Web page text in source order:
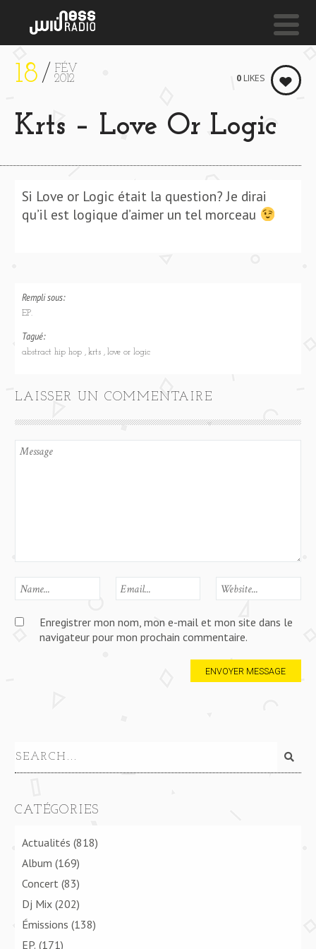
UNTITLED 07 L 2014 / 2016 **** UNTITLED 07
Kendrick Lamar
NESS LIVE !
18
FÉV
2012
Krts – Love Or Logic
0 LIKES
Si Love or Logic était la question? Je dirai
qu’il est logique d’aimer un tel morceau
Rempli sous:
EP.
Tagué:
abstract hip hop krts love or logic
LAISSER UN COMMENTAIRE
Enregistrer mon nom, mon e-mail et mon site dans le
navigateur pour mon prochain commentaire.
CATÉGORIES
Actualités (818)
Album (169)
Concert (83)
Dj Mix (202)
Émissions (138)
EP. (171)